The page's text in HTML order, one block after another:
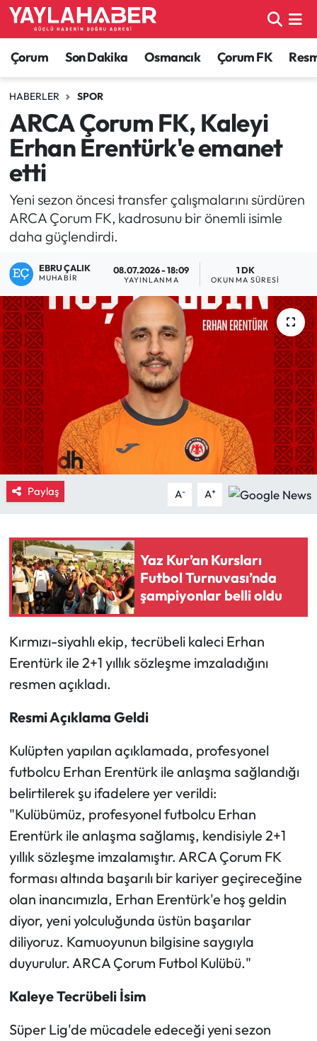
Çorum Son Dakika Osmancık Çorum FK
HABERLER SPOR
ARCA Çorum FK, Kaleyi
Erhan Erentürk'e emanet
etti
Yeni sezon öncesi transfer çalışmalarını sürdüren
ARCA Çorum FK, kadrosunu bir önemli isimle
daha güçlendirdi.
EBRU ÇALIK
MUHABIR
08.07.2026 - 18:09
YAYINLANMA
1 DK
OKUNMA SÜRESI
Paylaş A- A+
Yaz Kur’an Kursları
Futbol Turnuvası’nda
şampiyonlar belli oldu
Kırmızı-siyahlı ekip, tecrübeli kaleci Erhan
Erentürk ile 2+1 yıllık sözleşme imzaladığını
resmen açıkladı.
Resmi Açıklama Geldi
Kulüpten yapılan açıklamada, profesyonel
futbolcu Erhan Erentürk ile anlaşma sağlandığı
belirtilerek şu ifadelere yer verildi:
"Kulübümüz, profesyonel futbolcu Erhan
Erentürk ile anlaşma sağlamış, kendisiyle 2+1
yıllık sözleşme imzalamıştır. ARCA Çorum FK
forması altında başarılı bir kariyer geçireceğine
olan inancımızla, Erhan Erentürk'e hoş geldin
diyor, yeni yolculuğunda üstün başarılar
diliyoruz. Kamuoyunun bilgisine saygıyla
duyurulur. ARCA Çorum Futbol Kulübü."
Kaleye Tecrübeli İsim
Süper Lig'de mücadele edeceği yeni sezon
Alaca Haberleri
Bayat Haberleri
Bilgi - Keşfet Haberleri
Bilim ve Teknoloji
Boğazkale Haberleri
Çorum Haberleri
Çorum Son Dakika Haberleri
Dodurga Haberleri
Eğitim
Ekonomi
Güncel
İskilip Haberleri
Kargı Haberleri
Kültür Sanat
Laçin Haberleri
Mecitözü Haberleri
Osmancık Haberleri
Otomotiv
Resmi İlan
Resmi Reklam
Sağlık
Siyaset
Spor
Sungurlu Haberleri
Çorum Nöbetçi Eczaneler
Çorum Hava Durumu
Çorum Namaz Vakitleri
Çorum Trafik Yoğunluk Haritası
TFF 1.Lig Puan Durumu ve Fikstür
Tüm Manşetler
Son Dakika Haberleri
Haber Arşivi